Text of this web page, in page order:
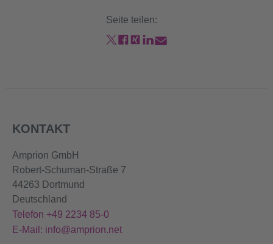
Seite teilen:
KONTAKT
Amprion GmbH
Robert-Schuman-Straße 7
44263 Dortmund
Deutschland
Telefon +49 2234 85-0
E-Mail: info@amprion.net